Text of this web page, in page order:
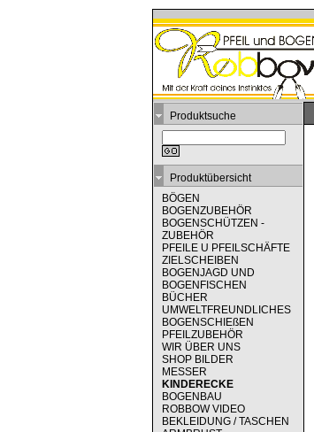
Produktsuche
Produktübersicht
BÖGEN
BOGENZUBEHÖR
BOGENSCHÜTZEN -
ZUBEHÖR
PFEILE U PFEILSCHÄFTE
ZIELSCHEIBEN
BOGENJAGD UND
BOGENFISCHEN
BÜCHER
UMWELTFREUNDLICHES
BOGENSCHIEßEN
PFEILZUBEHÖR
WIR ÜBER UNS
SHOP BILDER
MESSER
KINDERECKE
BOGENBAU
ROBBOW VIDEO
BEKLEIDUNG / TASCHEN